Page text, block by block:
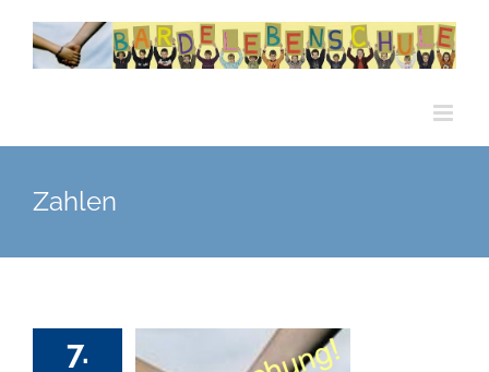
Zum
Inhalt
Zahlen
7.